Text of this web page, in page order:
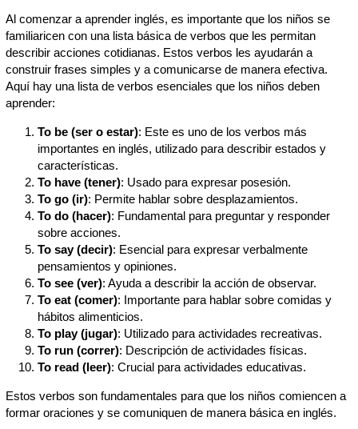
Al comenzar a aprender inglés, es importante que los niños se
familiaricen con una lista básica de verbos que les permitan
describir acciones cotidianas. Estos verbos les ayudarán a
construir frases simples y a comunicarse de manera efectiva.
Aquí hay una lista de verbos esenciales que los niños deben
aprender:
To be (ser o estar): Este es uno de los verbos más
importantes en inglés, utilizado para describir estados y
características.
To have (tener): Usado para expresar posesión.
To go (ir): Permite hablar sobre desplazamientos.
To do (hacer): Fundamental para preguntar y responder
sobre acciones.
To say (decir): Esencial para expresar verbalmente
pensamientos y opiniones.
To see (ver): Ayuda a describir la acción de observar.
To eat (comer): Importante para hablar sobre comidas y
hábitos alimenticios.
To play (jugar): Utilizado para actividades recreativas.
To run (correr): Descripción de actividades físicas.
To read (leer): Crucial para actividades educativas.
Estos verbos son fundamentales para que los niños comiencen a
formar oraciones y se comuniquen de manera básica en inglés.